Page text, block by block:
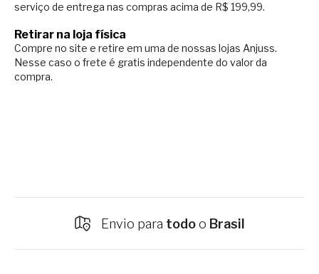
serviço de entrega nas compras acima de R$ 199,99.
Retirar na loja física
Compre no site e retire em uma de nossas lojas Anjuss.
Nesse caso o frete é gratis independente do valor da
compra.
Envio para todoo Brasil